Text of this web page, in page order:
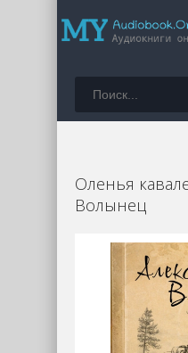
Оленья
Волынец